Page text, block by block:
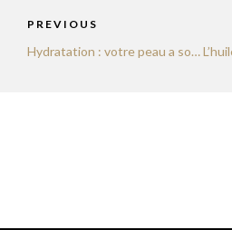
PREVIOUS
Hydratation : votre peau a soif !